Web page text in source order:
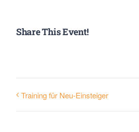
Share This Event!
Training für Neu-Einsteiger